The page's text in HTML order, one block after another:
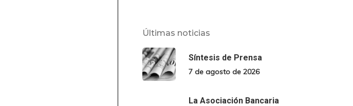
Últimas noticias
Síntesis de Prensa
7 de agosto de 2026
La Asociación Bancaria